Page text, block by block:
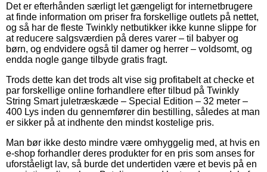
Det er efterhånden særligt let gængeligt for internetbrugere
at finde information om priser fra forskellige outlets på nettet,
og så har de fleste Twinkly netbutikker ikke kunne slippe for
at reducere salgsværdien på deres varer – til babyer og
børn, og endvidere også til damer og herrer – voldsomt, og
endda nogle gange tilbyde gratis fragt.
Trods dette kan det trods alt vise sig profitabelt at checke et
par forskellige online forhandlere efter tilbud på Twinkly
String Smart juletræskæde – Special Edition – 32 meter –
400 Lys inden du gennemfører din bestilling, således at man
er sikker på at indhente den mindst kostelige pris.
Man bør ikke desto mindre være omhyggelig med, at hvis en
e-shop forhandler deres produkter for en pris som anses for
uforståeligt lav, så burde det undertiden være et bevis på en